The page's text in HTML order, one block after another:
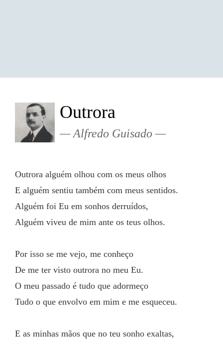
Outrora
Alfredo Guisado
Outrora alguém olhou com os meus olhos
E alguém sentiu também com meus sentidos.
Alguém foi Eu em sonhos derruídos,
Alguém viveu de mim ante os teus olhos.
Por isso se me vejo, me conheço
De me ter visto outrora no meu Eu.
O meu passado é tudo que adormeço
Tudo o que envolvo em mim e me esqueceu.
E as minhas mãos que no teu sonho exaltas,